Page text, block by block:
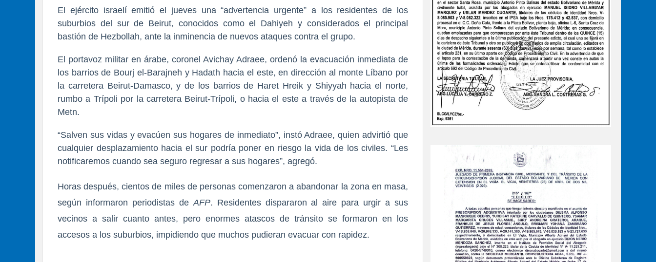
El ejército israelí emitió el jueves una “advertencia urgente” a los residentes de los
suburbios del sur de Beirut, conocidos como el Dahiyeh y considerados el principal
bastión de Hezbollah, ante la inminencia de nuevos ataques contra el grupo.
El portavoz militar en árabe, coronel Avichay Adraee, ordenó la evacuación inmediata de
los barrios de Bourj el-Barajneh y Hadath hacia el este, en dirección al monte Líbano por
la carretera Beirut-Damasco, y de los barrios de Haret Hreik y Shiyyah hacia el norte,
rumbo a Trípoli por la carretera Beirut-Trípoli, o hacia el este a través de la autopista de
Metn.
“Salven sus vidas y evacúen sus hogares de inmediato”, instó Adraee, quien advirtió que
cualquier despl azamiento hacia el sur podría poner en riesgo la vida de los civiles. “Les
notificaremos cuando sea seguro regresar a sus hogares”, agregó.
Horas después,cientos de miles de personas comenzaron a abandonar la zona en masa,
según informaron periodistas de AFP. Residentes dispararon al aire para urgir a sus
vecinos a salir cuanto antes, pero enormes atascos de tránsito se formaron en los
accesos a los suburbios, impidiendo que muchos pudieran evacuar con rapidez.